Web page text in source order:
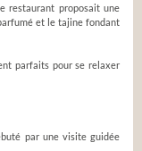
restaurant proposait une
et le tajine fondant
parfaits pour se relaxer
par une visite guidée